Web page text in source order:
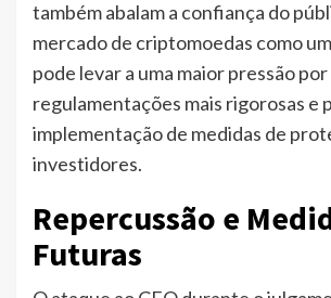
também abalam a confiança do
mercado de criptomoedas como
pode levar a uma maior pressão por
regulamentações mais rigorosas e
implementação de medidas de
investidores.
Repercussão e
Futuras